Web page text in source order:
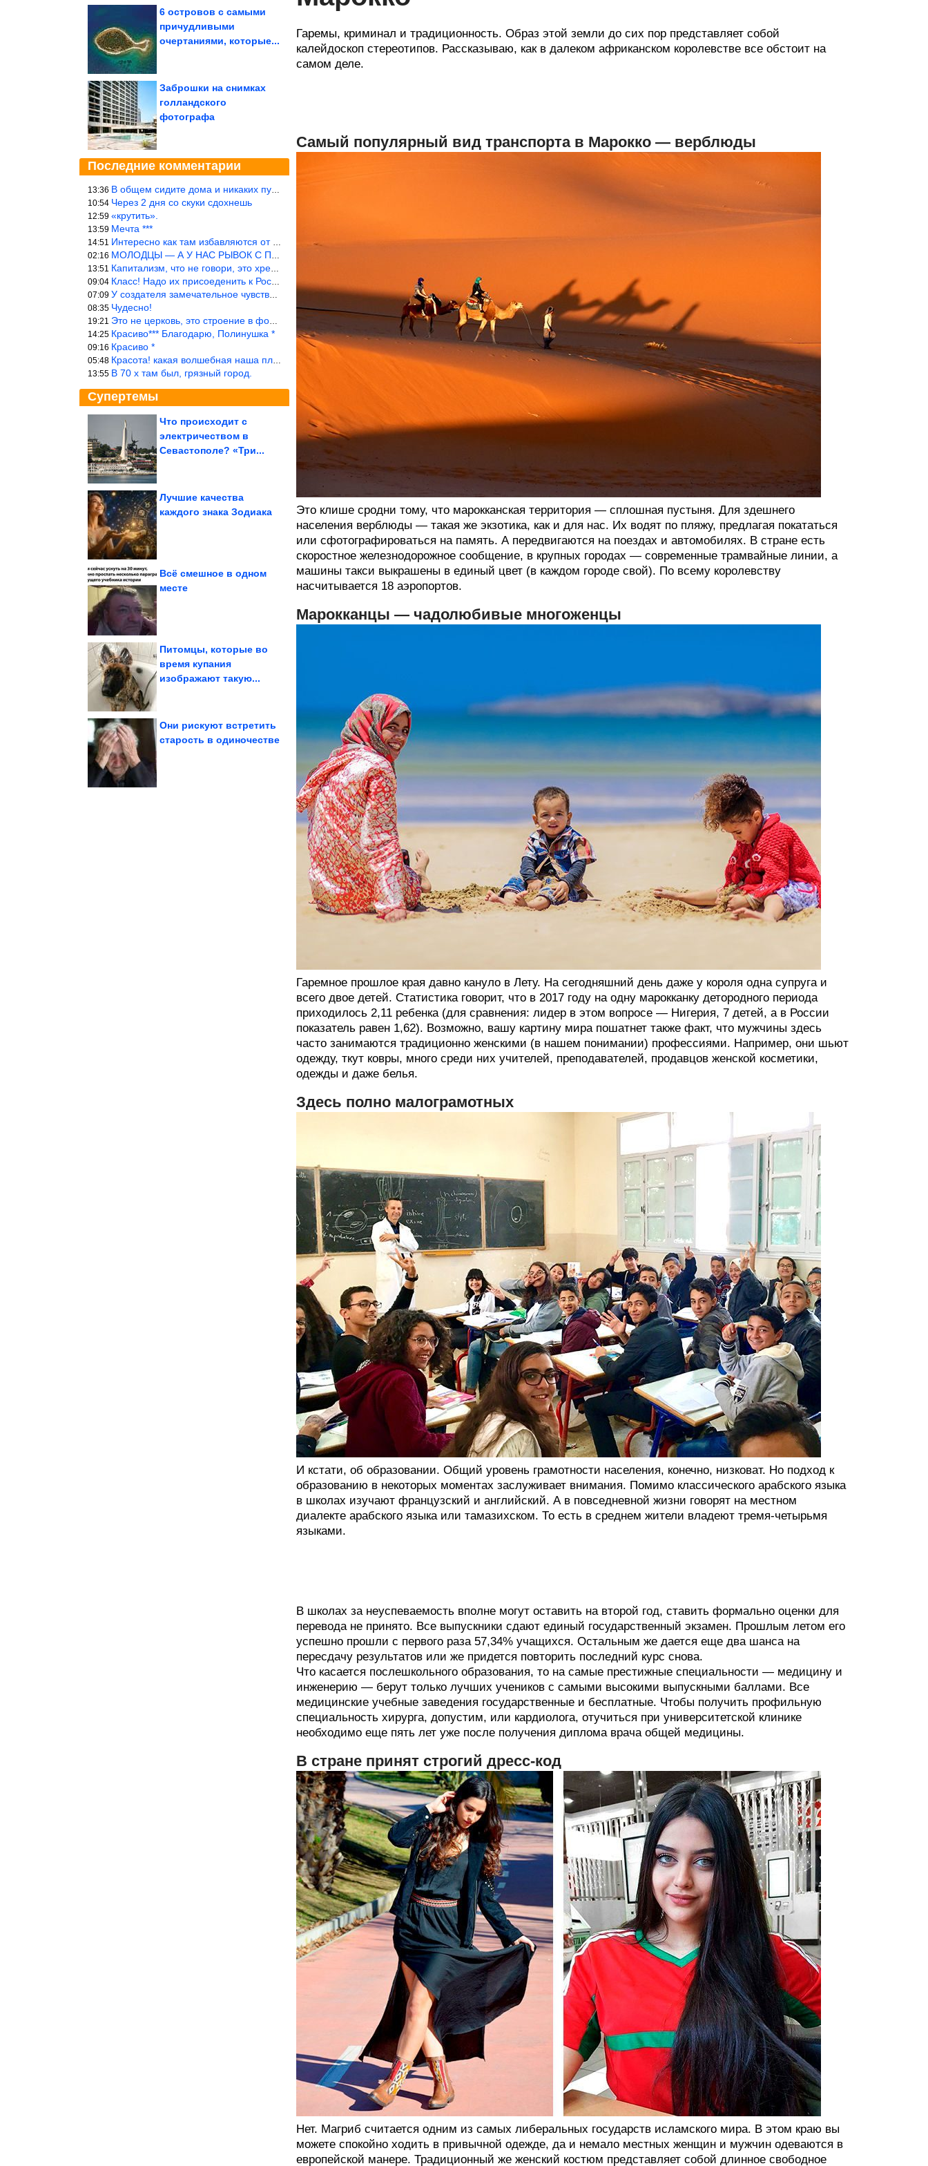
6 островов с самыми
причудливыми
очертаниями, которые...
Заброшки на снимках
голландского
фотографа
Последние комментарии
13:36 В общем сидите дома и никаких путешествий А самая грязная в от
10:54 Через 2 дня со скуки сдохнешь
12:59 «крутить».
13:59 Мечта ***
14:51 Интересно как там избавляются от физиологических и прочих отходо
02:16 МОЛОДЦЫ — А У НАС РЫВОК С ПРОРЫВОМ В ТРУБУ
13:51 Капитализм, что не говори, это хреново (((
09:04 Класс! Надо их присоеденить к России!
07:09 У создателя замечательное чувство юмора! ))
08:35 Чудесно!
19:21 Это не церковь, это строение в форме церкви.
14:25 Красиво*** Благодарю, Полинушка *
09:16 Красиво *
05:48 Красота! какая волшебная наша планета!… еще-бы, мы понимали это…
13:55 В 70 х там был, грязный город.
Супертемы
Приколы со всяким
Что происходит с
электричеством в
Севастополе? «Три...
Лучшие качества
каждого знака Зодиака
Всё смешное в одном
месте
Многолетники, которые
деревьев
Питомцы, которые во
время купания
изображают такую...
Они рискуют встретить
старость в одиночестве
Гаремы, криминал и традиционность. Образ этой земли до сих пор представляет собой
калейдоскоп стереотипов. Рассказываю, как в далеком африканском королевстве все обстоит на
самом деле.
Самый популярный вид транспорта в Марокко — верблюды
Это клише сродни тому, что марокканская территория — сплошная пустыня. Для здешнего
населения верблюды — такая же экзотика, как и для нас. Их водят по пляжу, предлагая покататься
или сфотографироваться на память. А передвигаются на поездах и автомобилях. В стране есть
скоростное железнодорожное сообщение, в крупных городах — современные трамвайные линии, а
машины такси выкрашены в единый цвет (в каждом городе свой). По всему королевству
насчитывается 18 аэропортов.
Марокканцы — чадолюбивые многоженцы
Гаремное прошлое края давно кануло в Лету. На сегодняшний день даже у короля одна супруга и
всего двое детей. Статистика говорит, что в 2017 году на одну марокканку детородного периода
приходилось 2,11 ребенка (для сравнения: лидер в этом вопросе — Нигерия, 7 детей, а в России
показатель равен 1,62). Возможно, вашу картину мира пошатнет также факт, что мужчины здесь
часто занимаются традиционно женскими (в нашем понимании) профессиями. Например, они шьют
одежду, ткут ковры, много среди них учителей, преподавателей, продавцов женской косметики,
одежды и даже белья.
Здесь полно малограмотных
И кстати, об образовании. Общий уровень грамотности населения, конечно, низковат. Но подход к
образованию в некоторых моментах заслуживает внимания. Помимо классического арабского языка
в школах изучают французский и английский. А в повседневной жизни говорят на местном
диалекте арабского языка или тамазихском. То есть в среднем жители владеют тремя-четырьмя
языками.
В школах за неуспеваемость вполне могут оставить на второй год, ставить формально оценки для
перевода не принято. Все выпускники сдают единый государственный экзамен. Прошлым летом его
успешно прошли с первого раза 57,34% учащихся. Остальным же дается еще два шанса на
пересдачу результатов или же придется повторить последний курс снова.
Что касается послешкольного образования, то на самые престижные специальности — медицину и
инженерию — берут только лучших учеников с самыми высокими выпускными баллами. Все
медицинские учебные заведения государственные и бесплатные. Чтобы получить профильную
специальность хирурга, допустим, или кардиолога, отучиться при университетской клинике
необходимо еще пять лет уже после получения диплома врача общей медицины.
В стране принят строгий дресс-код
Нет. Магриб считается одним из самых либеральных государств исламского мира. В этом краю вы
можете спокойно ходить в привычной одежде, да и немало местных женщин и мужчин одеваются в
европейской манере. Традиционный же женский костюм представляет собой длинное свободное